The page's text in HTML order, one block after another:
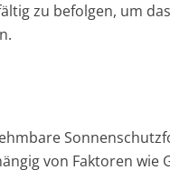
zu befolgen, um
von Faktoren wie